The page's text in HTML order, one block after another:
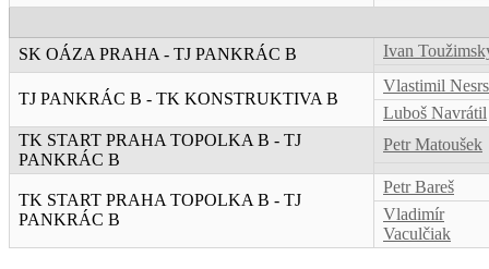
SK OÁZA PRAHA - TJ PANKRÁC B Ivan
TJ PANKRÁC B - TK KONSTRUKTIVA B
Vlastimil
Luboš Navrátil
TK START PRAHA TOPOLKA B - TJ
PANKRÁC B
Petr Matoušek
TK START PRAHA TOPOLKA B - TJ
PANKRÁC B
Petr Bareš
Vladimír
Vaculčiak